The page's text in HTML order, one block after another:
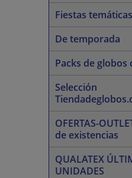
Fiestas temáticas
De temporada
Packs de globos
Selección
OFERTAS-
de existencias
QUALATEX
UNIDADES